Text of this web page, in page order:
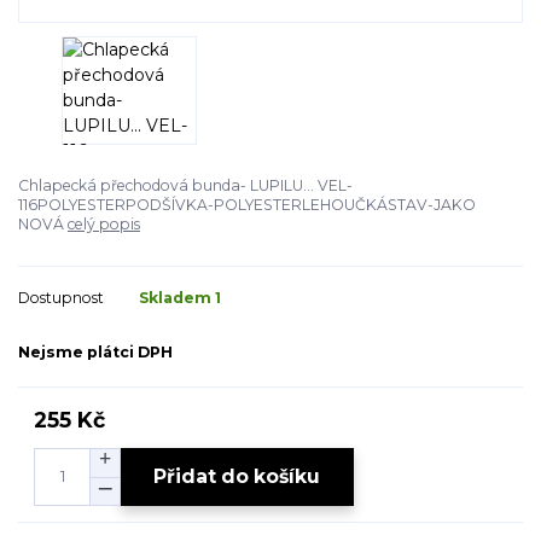
Chlapecká přechodová bunda- LUPILU... VEL-
116POLYESTERPODŠÍVKA-POLYESTERLEHOUČKÁSTAV-JAKO
NOVÁ celý popis
Dostupnost Skladem 1
Nejsme plátci DPH
255 Kč
Přidat do košíku